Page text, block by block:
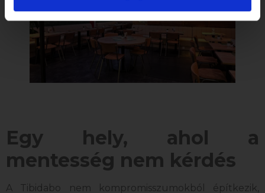
Egy hely, ahol a
mentesség nem kérdés
A Tibidabo nem kompromisszumokból építkezik,